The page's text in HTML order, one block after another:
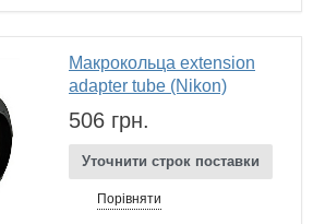
Макрокольца extension
adapter tube (Nikon)
506 грн.
Уточнити строк поставки
Порівняти